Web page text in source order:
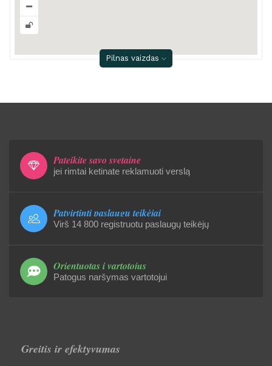
Pilnas vaizdas
Pateikite savo svetainę
jei rimtai ketinate reklamuoti verslą
Patvirtinti paslaugų teikėjai
Virš 14 800 registruotu paslaugų teikėjų
Orientuotas į vartotojus
Patogus naršymas vartotojui
Greitis ir efektyvumas